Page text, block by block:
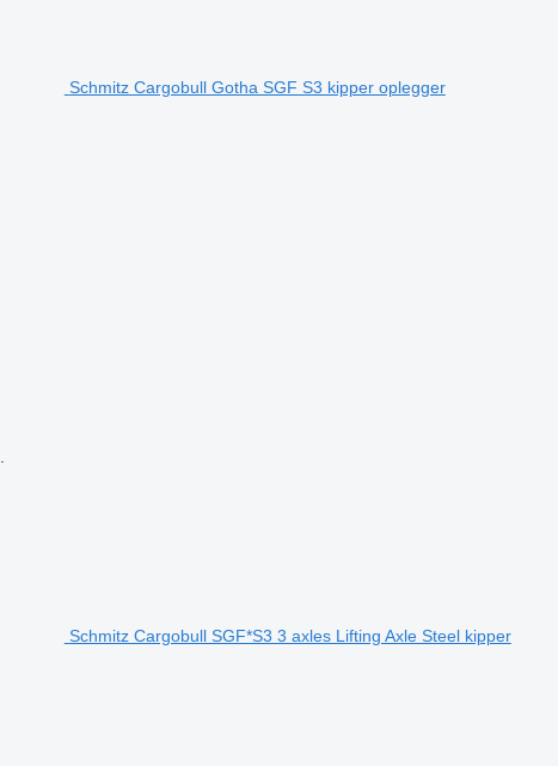
Schmitz Cargobull Gotha SGF S3 kipper oplegger
Schmitz Cargobull SGF*S3 3 axles Lifting Axle Steel kipper